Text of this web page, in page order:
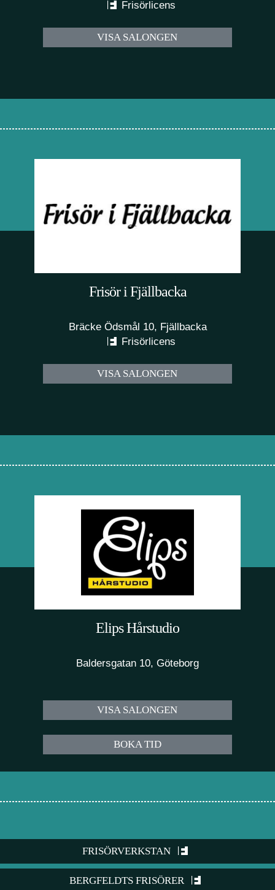
Frisörlicens
VISA SALONGEN
Frisör i Fjällbacka
Bräcke Ödsmål 10, Fjällbacka
Frisörlicens
VISA SALONGEN
Elips Hårstudio
Baldersgatan 10, Göteborg
VISA SALONGEN
BOKA TID
FRISÖRVERKSTAN
BERGFELDTS FRISÖRER